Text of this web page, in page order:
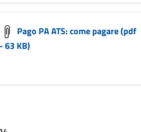
Pago PA ATS: come pagare (pdf
63 KB)